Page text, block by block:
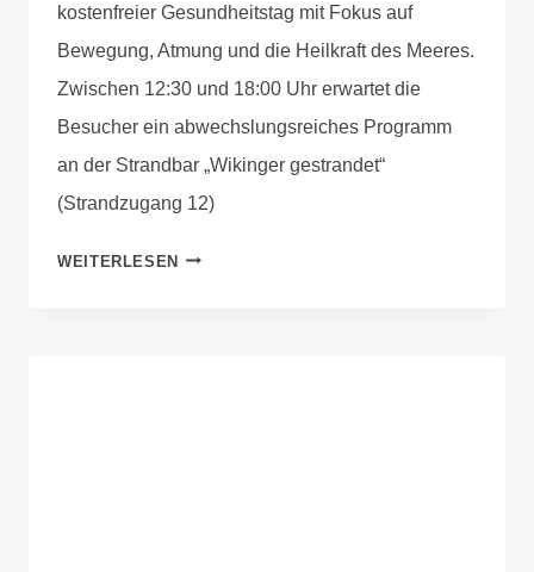
kostenfreier Gesundheitstag mit Fokus auf
Bewegung, Atmung und die Heilkraft des Meeres.
Zwischen 12:30 und 18:00 Uhr erwartet die
Besucher ein abwechslungsreiches Programm
an der Strandbar „Wikinger gestrandet“
(Strandzugang 12)
WEITERLESEN